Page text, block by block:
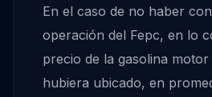
En el caso de no haber
operación del Fepc, en lo
precio de la gasolina
hubiera ubicado, en